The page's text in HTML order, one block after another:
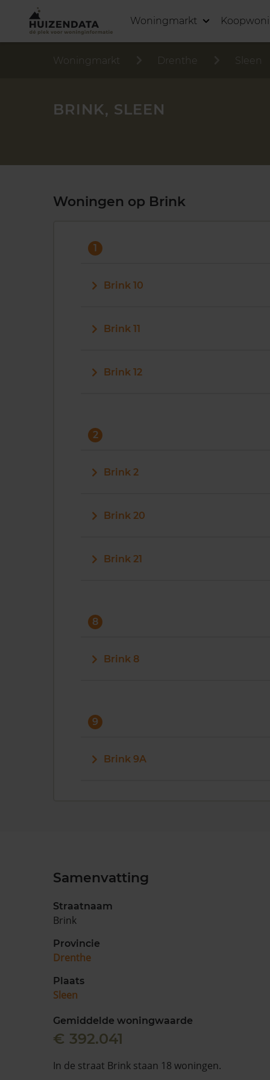
Woningmarkt
Woningmarkt Drenthe Sleen
BRINK, SLEEN
Woningen op Brink
1
Brink 10
Brink 11
Brink 12
2
Brink 2
Brink 20
Brink 21
8
Brink 8
9
Brink 9A
Samenvatting
Straatnaam
Brink
Provincie
Drenthe
Plaats
Sleen
Gemiddelde woningwaarde
€ 392.041
In de straat Brink staan 18 woningen.